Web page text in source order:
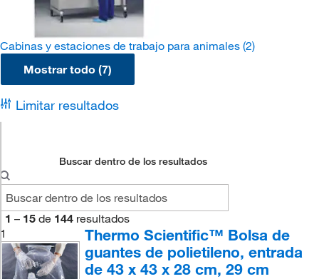
Cabinas y estaciones de trabajo para animales (2)
Mostrar todo (7)
Limitar resultados
Buscar dentro de los resultados
1 – 15 de 144 resultados
1
Thermo Scientific™ Bolsa de
guantes de polietileno, entrada
de 43 x 43 x 28 cm, 29 cm